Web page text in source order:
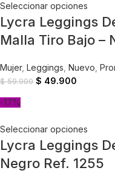
Seleccionar opciones
Lycra Leggings
Malla Tiro Bajo –
Mujer, Leggings Nuevo
$59.900 $ 49.900
-17%
Seleccionar opciones
Lycra Leggings
Negro Ref. 1255